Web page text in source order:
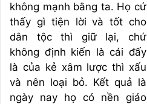
không mạnh bằng ta. Họ cứ
thấy gì tiện lời và tốt cho
dân tộc thì giữ lại, chứ
không định kiến là cái đấy
là của kẻ xâm lược thì xấu
và nên loại bỏ. Kết quả là
ngày nay họ có nền giáo